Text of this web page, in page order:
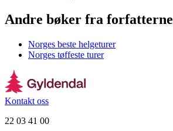
Andre bøker fra forfatterne
Norges beste helgeturer
Norges tøffeste turer
Kontakt oss
22 03 41 00